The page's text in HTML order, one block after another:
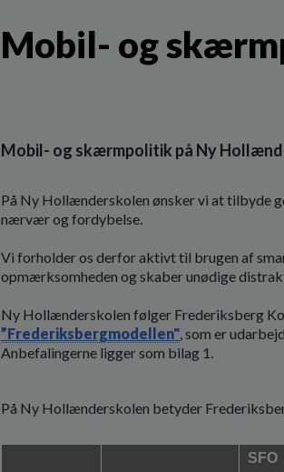
Mobil- og
Mobil- og skærmpolitik på Ny
På Ny Hollænderskolen ønsker vi at tilbyde
nærvær og fordybelse.
Vi forholder os derfor aktivt til brugen af
opmærksomheden og skaber unødige
Ny Hollænderskolen følger Frederiksberg
”Frederiksbergmodellen", som er
Anbefalingerne ligger som bilag 1.
På Ny Hollænderskolen betyder
SFO